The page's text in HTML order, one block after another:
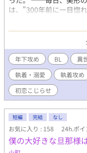
は、"300年前に一目惚
の捜索相手がティス本
ます」 「来ないで」 「
妖精王ルーに、面倒事
に事情を知る娯楽島の
る。 「今回、オレはお
妖精王 × 逃げる訳あり
種たちの不器用で重
┅ ┅ ┅ ┅ カップリング
です。 もだもだ人外達
予定しています。 ムー
年下攻め BL 異
執着・溺愛
執着攻め
初恋こじらせ
短編 完結 なし
お気に入り : 158 24h.ポイ
僕の大好きな旦那様